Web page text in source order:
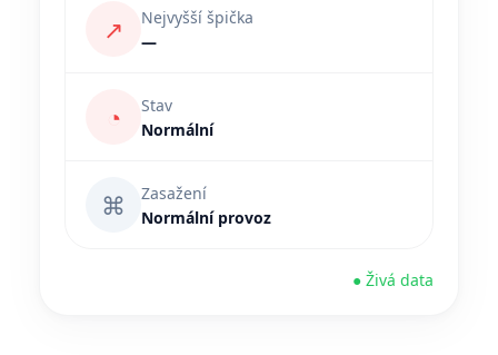
↗
Nejvyšší špička
—
◔
Stav
Normální
⌘
Zasažení
Normální provoz
● Živá data